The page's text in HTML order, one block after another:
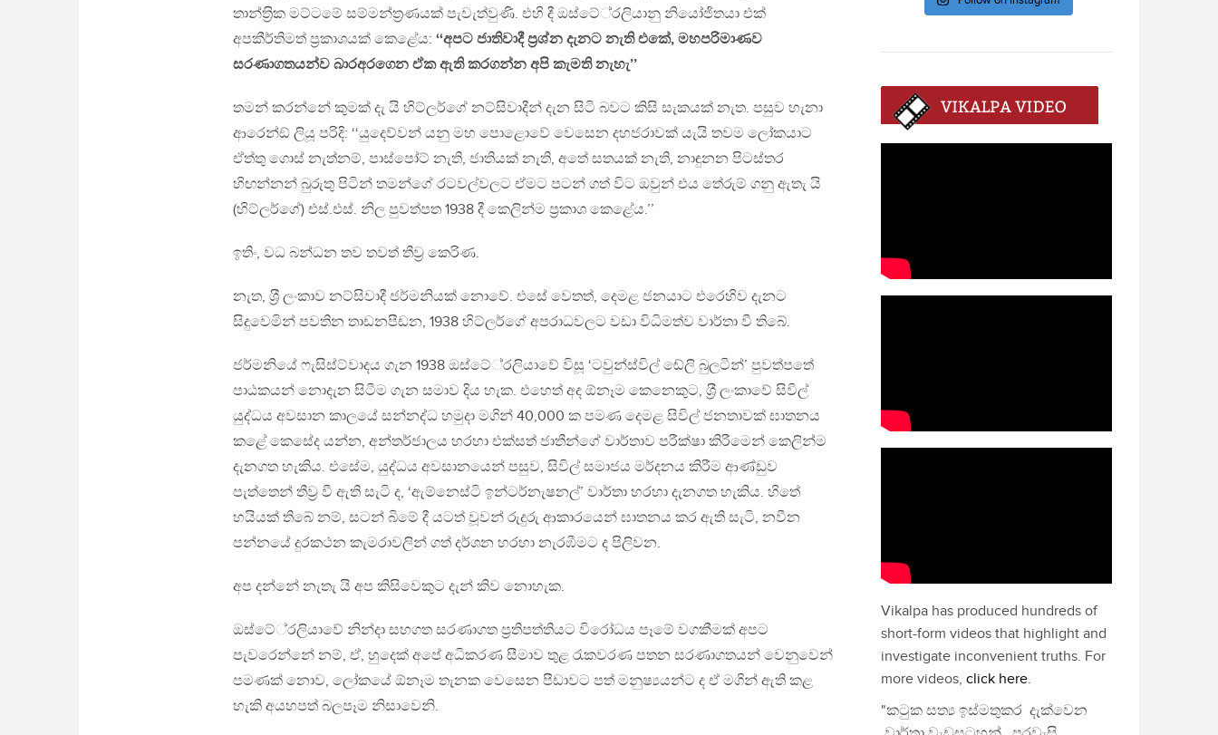
තාන්ත‍්‍රික මට්ටමේ සම්මන්ත‍්‍රණයක් පැවැත්වුණි. එහි දී ඔස්ටේ‍්‍රලියානු නියෝජිතයා එක්
අපකීර්තිමත් ප‍්‍රකාශයක් කෙළේය: ‘‘අපට ජාතිවාදී ප‍්‍රශ්න දැනට නැති එකේ, මහපරිමාණව
සරණාගතයන්ව බාරඅරගෙන ඒක ඇති කරගන්න අපි කැමති නැහැ’’
තමන් කරන්නේ කුමක් දැ යි හිට්ලර්ගේ නට්සිවාදීන් දැන සිටි බවට කිසි සැකයක් නැත. පසුව හැනා
ආරෙන්ඞ් ලියූ පරිදි: ‘‘යුදෙව්වන් යනු මහ පොළොවේ වෙසෙන දහජරාවක් යැයි තවම ලෝකයාට
ඒත්තු ගොස් නැත්නම්, පාස්පෝට් නැති, ජාතියක් නැති, අතේ සතයක් නැති, නාඳුනන පිටස්තර
හිඟන්නන් බුරුතු පිටින් තමන්ගේ රටවල්වලට ඒමට පටන් ගත් විට ඔවුන් එය තේරුම් ගනු ඇතැ යි
(හිට්ලර්ගේ) එස්.එස්. නිල පුවත්පත 1938 දී කෙලින්ම ප‍්‍රකාශ කෙළේය.’’
ඉතිං, වධ බන්ධන තව තවත් තීව‍්‍ර කෙරිණ.
නැත, ශ‍්‍රී ලංකාව නට්සිවාදී ජර්මනියක් නොවේ. එසේ වෙතත්, දෙමළ ජනයාට එරෙහිව දැනට
සිදුවෙමින් පවතින තාඩනපීඩන, 1938 හිට්ලර්ගේ අපරාධවලට වඩා විධිමත්ව වාර්තා වී තිබේ.
ජර්මනියේ ෆැසිස්ට්වාදය ගැන 1938 ඔස්ටේ‍්‍රලියාවේ විසූ ‘ටවුන්ස්විල් ඬේලි බුලටින්’ පුවත්පතේ
පාඨකයන් නොදැන සිටීම ගැන සමාව දිය හැක. එහෙත් අද ඕනෑම කෙනෙකුට, ශ‍්‍රී ලංකාවේ සිවිල්
යුද්ධය අවසාන කාලයේ සන්නද්ධ හමුදා මගින් 40,000 ක පමණ දෙමළ සිවිල් ජනතාවක් ඝාතනය
කළේ කෙසේද යන්න, අන්තර්ජාලය හරහා එක්සත් ජාතීන්ගේ වාර්තාව පරීක්ෂා කිරීමෙන් කෙලින්ම
දැනගත හැකිය. එසේම, යුද්ධය අවසානයෙන් පසුව, සිවිල් සමාජය මර්දනය කිරීම ආණ්ඩුව
පැත්තෙන් තීව‍්‍ර වී ඇති සැටි ද, ‘ඇම්නෙස්ටි ඉන්ටර්නැෂනල්’ වාර්තා හරහා දැනගත හැකිය. හිතේ
හයියක් තිබේ නම්, සටන් බිමේ දී යටත් වූවන් රුදුරු ආකාරයෙන් ඝාතනය කර ඇති සැටි, නවීන
පන්නයේ දුරකථන කැමරාවලින් ගත් දර්ශන හරහා නැරඹීමට ද පිලිවන.
අප දන්නේ නැතැ යි අප කිසිවෙකුට දැන් කිව නොහැක.
ඔස්ටේ‍්‍රලියාවේ නින්දා සහගත සරණාගත ප‍්‍රතිපත්තියට විරෝධය පෑමේ වගකීමක් අපට
පැවරෙන්නේ නම්, ඒ, හුදෙක් අපේ අධිකරණ සීමාව තුළ රැකවරණ පතන සරණාගතයන් වෙනුවෙන්
පමණක් නොව, ලෝකයේ ඕනෑම තැනක වෙසෙන පීඩාවට පත් මනුෂ්‍යයන්ට ද ඒ මගින් ඇති කළ
හැකි අයහපත් බලපෑම නිසාවෙනි.
Vikalpa has produced hundreds of
short-form videos that highlight and
investigate inconvenient truths. For
more videos, click here.
"කටුක සත්‍ය ඉස්මතුකර දැක්වෙන